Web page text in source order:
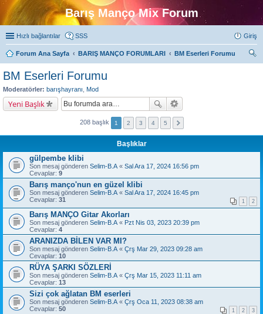
Barış Manço Mix Forum
Hızlı bağlantılar SSS Giriş
Forum Ana Sayfa BARIŞ MANÇO FORUMLARI
BM Eserleri Forumu
BM Eserleri Forumu
Moderatörler: barışhayranı Mod
Yeni Başlık
208 başlık 1 2 3 4 5
Başlıklar
gülpembe klibi
Son mesaj gönderen Selim-B.A « Sal Ara 17, 2024 16:56 pm
Cevaplar: 9
Barış manço'nun en güzel klibi
Son mesaj gönderen Selim-B.A « Sal Ara 17, 2024 16:45 pm
Cevaplar: 31 1 2
Barış MANÇO Gitar Akorları
Son mesaj gönderen Selim-B.A « Pzt Nis 03, 2023 20:39 pm
Cevaplar: 4
ARANIZDA BİLEN VAR MI?
Son mesaj gönderen Selim-B.A « Çrş Mar 29, 2023 09:28 am
Cevaplar: 10
RÜYA ŞARKI SÖZLERİ
Son mesaj gönderen Selim-B.A « Çrş Mar 15, 2023 11:11 am
Cevaplar: 13
Sizi çok ağlatan BM eserleri
Son mesaj gönderen Selim-B.A « Çrş Oca 11, 2023 08:38 am
Cevaplar: 50 1 2 3